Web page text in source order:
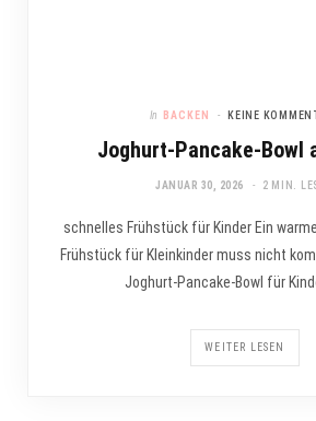
In BACKEN KEINE
Joghurt-Pancake-Bowl
JANUAR 30, 2026 2 MIN.
schnelles Frühstück für Kinder Ein
Frühstück für Kleinkinder muss nicht
Joghurt-Pancake-Bowl für
WEITER LESEN